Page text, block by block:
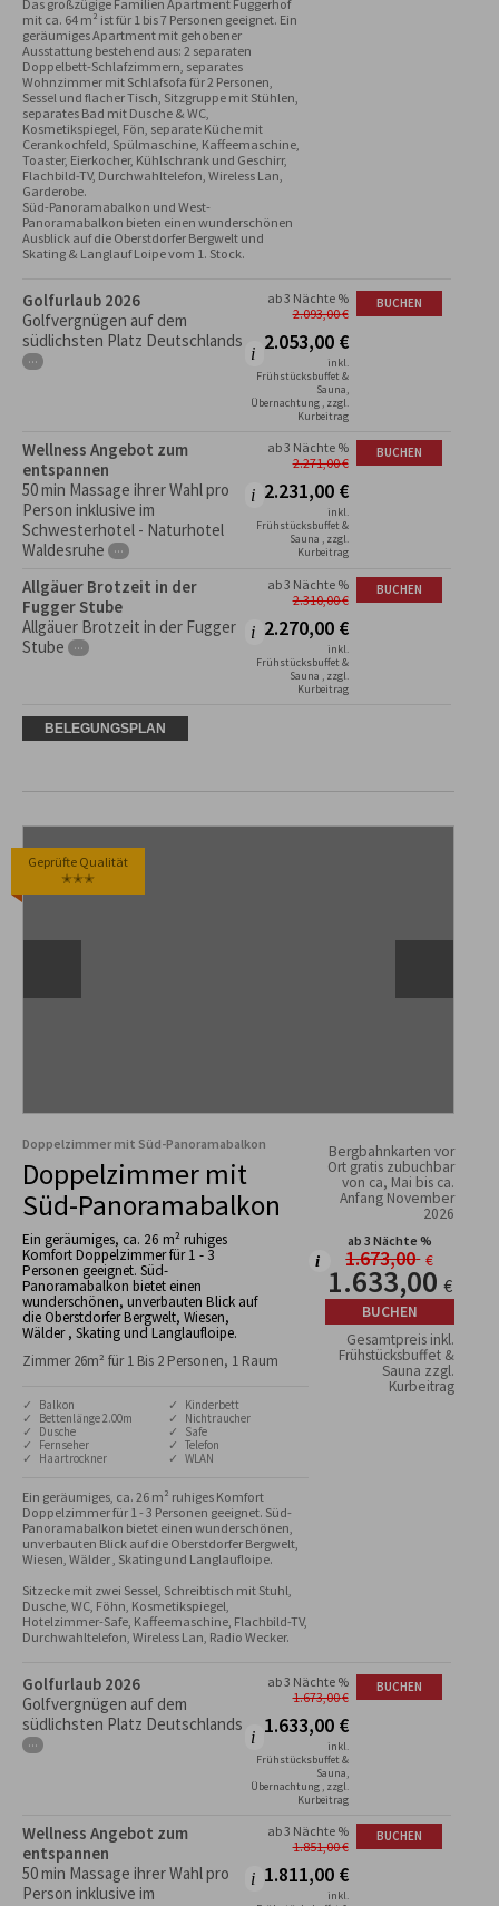
Das großzügige Familien Apartment Fuggerhof
mit ca. 64 m² ist für 1 bis 7 Personen geeignet. Ein
geräumiges Apartment mit gehobener
Ausstattung bestehend aus: 2 separaten
Doppelbett-Schlafzimmern, separates
Wohnzimmer mit Schlafsofa für 2 Personen,
Sessel und flacher Tisch, Sitzgruppe mit Stühlen,
separates Bad mit Dusche & WC,
Kosmetikspiegel, Fön, separate Küche mit
Cerankochfeld, Spülmaschine, Kaffeemaschine,
Toaster, Eierkocher, Kühlschrank und Geschirr,
Flachbild-TV, Durchwahltelefon, Wireless Lan,
Garderobe.
Süd-Panoramabalkon und West-
Panoramabalkon bieten einen wunderschönen
Ausblick auf die Oberstdorfer Bergwelt und
Skating & Langlauf Loipe vom 1. Stock.
Golfurlaub 2026
Golfvergnügen auf dem
südlichsten Platz Deutschlands
···
ab 3 Nächte %
2.093,00€
2.053,00 €
inkl.
Frühstücksbuffet &
Sauna,
Übernachtung , zzgl.
Kurbeitrag
BUCHEN
Wellness Angebot zum
entspannen
50 min Massage ihrer Wahl pro
Person inklusive im
Schwesterhotel - Naturhotel
Waldesruhe
···
ab 3 Nächte %
2.271,00€
2.231,00 €
inkl.
Frühstücksbuffet &
Sauna , zzgl.
Kurbeitrag
BUCHEN
Allgäuer Brotzeit in der
Fugger Stube
Allgäuer Brotzeit in der Fugger
Stube
···
ab 3 Nächte %
2.310,00€
2.270,00 €
inkl.
Frühstücksbuffet &
Sauna , zzgl.
Kurbeitrag
BUCHEN
BELEGUNGSPLAN
Geprüfte Qualität
✭✭✭
Doppelzimmer mit Süd-Panoramabalkon
Doppelzimmer mit
Süd-Panoramabalkon
Ein geräumiges, ca. 26 m² ruhiges
Komfort Doppelzimmer für 1 - 3
Personen geeignet. Süd-
Panoramabalkon bietet einen
wunderschönen, unverbauten Blick auf
die Oberstdorfer Bergwelt, Wiesen,
Wälder , Skating und Langlaufloipe.
Zimmer 26m² für 1 Bis 2 Personen, 1 Raum
✓ Balkon
✓ Bettenlänge 2.00m
✓ Dusche
✓ Fernseher
✓ Haartrockner
✓ Kinderbett
✓ Nichtraucher
✓ Safe
✓ Telefon
✓ WLAN
Ein geräumiges, ca. 26 m² ruhiges Komfort
Doppelzimmer für 1 - 3 Personen geeignet. Süd-
Panoramabalkon bietet einen wunderschönen,
unverbauten Blick auf die Oberstdorfer Bergwelt,
Wiesen, Wälder , Skating und Langlaufloipe.
Sitzecke mit zwei Sessel, Schreibtisch mit Stuhl,
Dusche, WC, Föhn, Kosmetikspiegel,
Hotelzimmer-Safe, Kaffeemaschine, Flachbild-TV,
Durchwahltelefon, Wireless Lan, Radio Wecker.
Golfurlaub 2026
Golfvergnügen auf dem
südlichsten Platz Deutschlands
···
ab 3 Nächte %
1.673,00€
1.633,00 €
inkl.
Frühstücksbuffet &
Sauna,
Übernachtung , zzgl.
Kurbeitrag
BUCHEN
Wellness Angebot zum
entspannen
50 min Massage ihrer Wahl pro
Person inklusive im
ab 3 Nächte %
1.851,00€
1.811,00 €
inkl.
BUCHEN
Bergbahnkarten vor
Ort gratis zubuchbar
von ca, Mai bis ca.
Anfang November
2026
ab 3 Nächte %
1.673,00 €
1.633,00 €
BUCHEN
Gesamtpreis inkl.
Frühstücksbuffet &
Sauna zzgl.
Kurbeitrag